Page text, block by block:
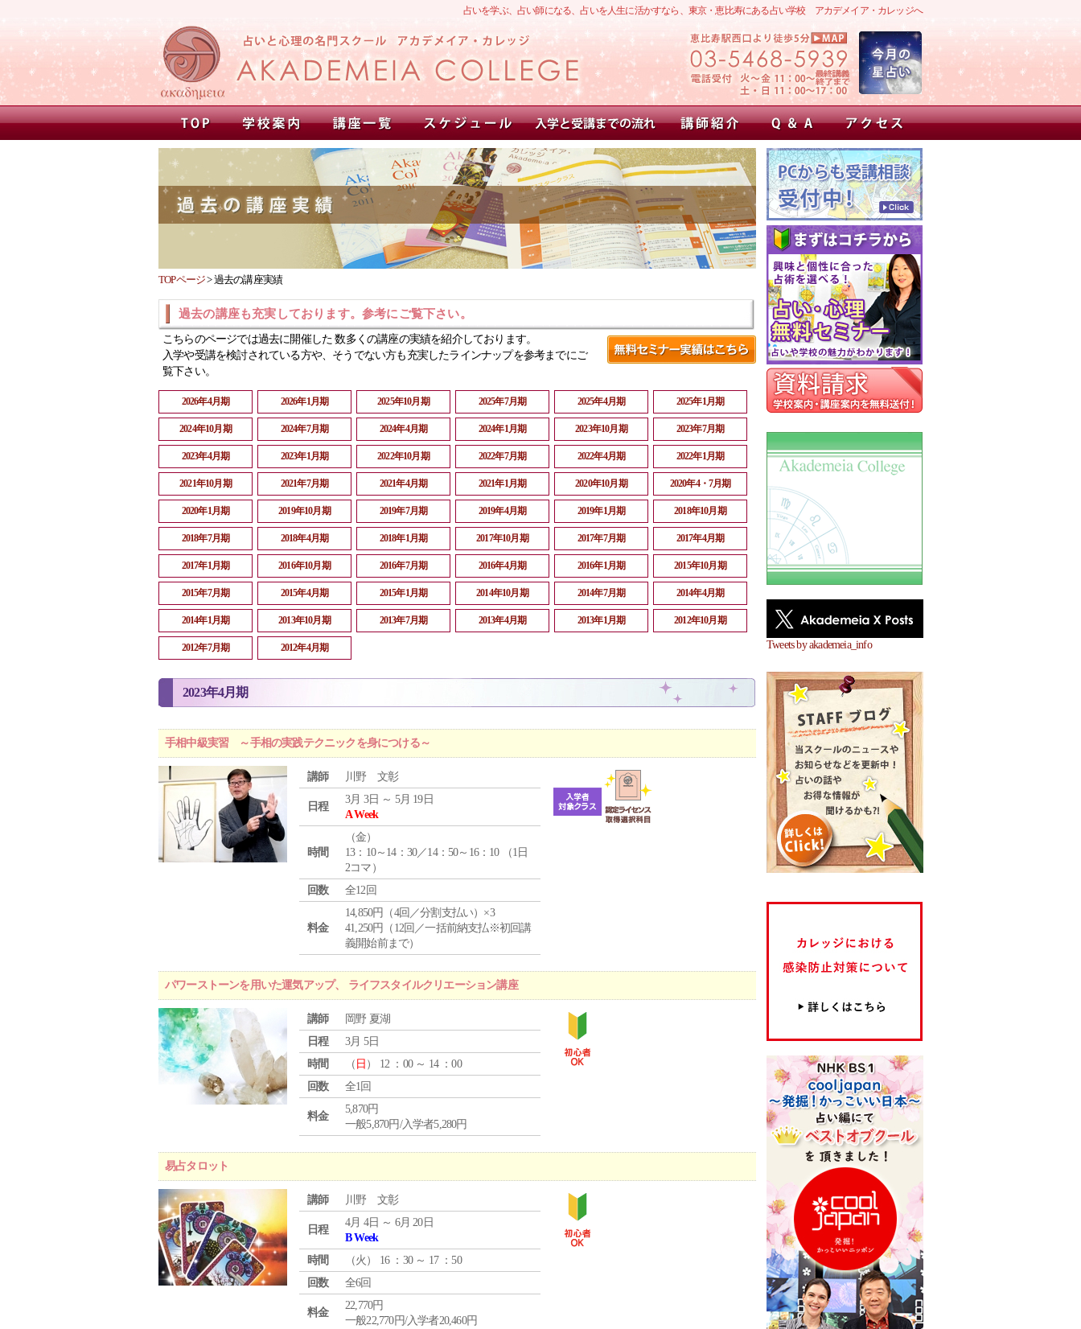
占いを学ぶ、占い師になる、占いを人生に活かすなら、東京・恵比寿にある占い学校 アカデメイア・カレッジへ
Tweets by akademeia_info
TOPページ>過去の講座実績
過去の講座も充実しております。参考にご覧下さい。
こちらのページでは過去に開催した 数多くの講座の実績を紹介しております。
入学や受講を検討されている方や、そうでない方も充実したラインナップを参考までにご
覧下さい。
2026年4月期 2026年1月期 2025年10月期 2025年7月期 2025年4月期 2025年1月期
2024年10月期 2024年7月期 2024年4月期 2024年1月期 2023年10月期 2023年7月期
2023年4月期 2023年1月期 2022年10月期 2022年7月期 2022年4月期 2022年1月期
2021年10月期 2021年7月期 2021年4月期 2021年1月期 2020年10月期 2020年4・7月期
2020年1月期 2019年10月期 2019年7月期 2019年4月期 2019年1月期 2018年10月期
2018年7月期 2018年4月期 2018年1月期 2017年10月期 2017年7月期 2017年4月期
2017年1月期 2016年10月期 2016年7月期 2016年4月期 2016年1月期 2015年10月期
2015年7月期 2015年4月期 2015年1月期 2014年10月期 2014年7月期 2014年4月期
2014年1月期 2013年10月期 2013年7月期 2013年4月期 2013年1月期 2012年10月期
2012年7月期 2012年4月期
2023年4月期
手相中級実習 ～手相の実践テクニックを身につける～
講師 川野 文彰
日程
3月 3日 ～ 5月 19日
A Week
時間
（金）
13：10～14：30／14：50～16：10 （1日
2コマ）
回数
全12回
料金
14,850円（4回／分割支払い）×3
41,250円（12回／一括前納支払※初回講
義開始前まで）
パワーストーンを用いた運気アップ、 ライフスタイルクリエーション講座
講師
岡野 夏湖
日程
3月 5日
時間
（ 日 ） 12 ：00 ～ 14 ：00
回数
全1回
料金
5,870円
一般5,870円/入学者5,280円
易占タロット
講師 川野 文彰
日程
4月 4日 ～ 6月 20日
B Week
時間
（火 ） 16 ：30 ～ 17 ：50
回数
全6回
料金
22,770円
一般22,770円/入学者20,460円